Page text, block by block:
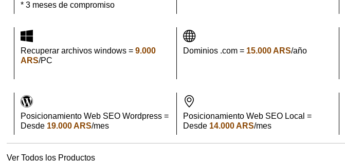
* 3 meses de compromiso
Recuperar archivos windows = 9.000
ARS/PC
Dominios .com = 15.000 ARS/año
Posicionamiento Web SEO Wordpress =
Desde 19.000 ARS/mes
Posicionamiento Web SEO Local =
Desde 14.000 ARS/mes
Ver Todos los Productos